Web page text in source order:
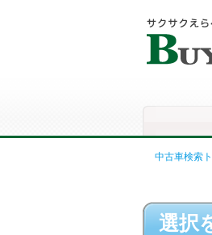
中古車検索
選択